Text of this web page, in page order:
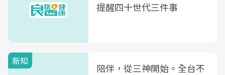
提醒四十世代三件事
新知
陪伴，從三神開始。全台不